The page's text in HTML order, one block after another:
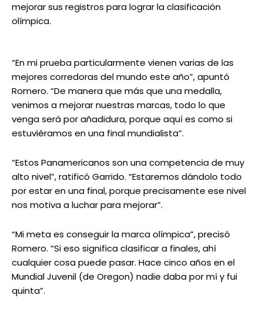
mejorar sus registros para lograr la clasificación
olímpica.
“En mi prueba particularmente vienen varias de las
mejores corredoras del mundo este año”, apuntó
Romero. “De manera que más que una medalla,
venimos a mejorar nuestras marcas, todo lo que
venga será por añadidura, porque aquí es como si
estuviéramos en una final mundialista”.
“Estos Panamericanos son una competencia de muy
alto nivel”, ratificó Garrido. “Estaremos dándolo todo
por estar en una final, porque precisamente ese nivel
nos motiva a luchar para mejorar”.
“Mi meta es conseguir la marca olímpica”, precisó
Romero. “Si eso significa clasificar a finales, ahí
cualquier cosa puede pasar. Hace cinco años en el
Mundial Juvenil (de Oregon) nadie daba por mí y fui
quinta”.